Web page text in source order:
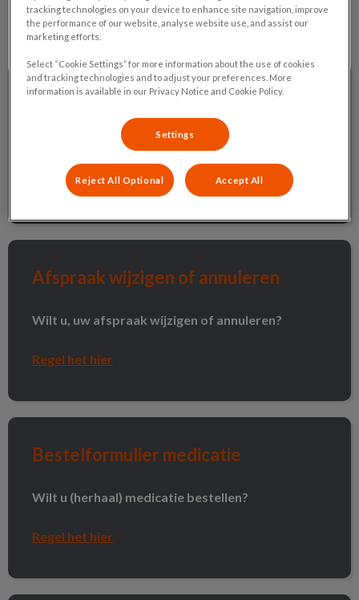
Afspraak maken
Afspraak maken
Wilt u online een afspraak inplannen?
Regel het hier
Afspraak wijzigen of annuleren
Afspraak wijzigen of annuleren
Wilt u, uw afspraak wijzigen of annuleren?
Regel het hier
Bestelformulier medicatie
Bestelformulier medicatie
Wilt u (herhaal) medicatie bestellen?
Regel het hier
tracking technologies on your device to enhance site navigation, improve
the performance of our website, analyse website use, and assist our
marketing efforts.
Select “Cookie Settings” for more information about the use of cookies
and tracking technologies and to adjust your preferences. More
information is available in our Privacy Notice and Cookie Policy.
Settings
Reject All Optional Accept All